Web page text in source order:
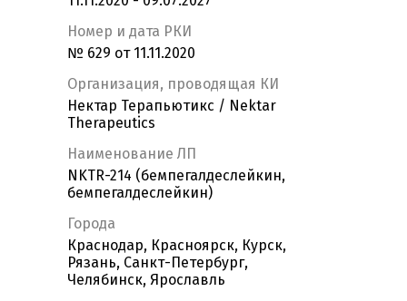
Номер и дата РКИ
№ 629 от 11.11.2020
Организация, проводящая КИ
Нектар Терапьютикс / Nektar
Therapeutics
Наименование ЛП
NKTR-214 (бемпегалдеслейкин,
бемпегалдеслейкин)
Города
Краснодар, Красноярск, Курск,
Рязань, Санкт-Петербург,
Челябинск, Ярославль